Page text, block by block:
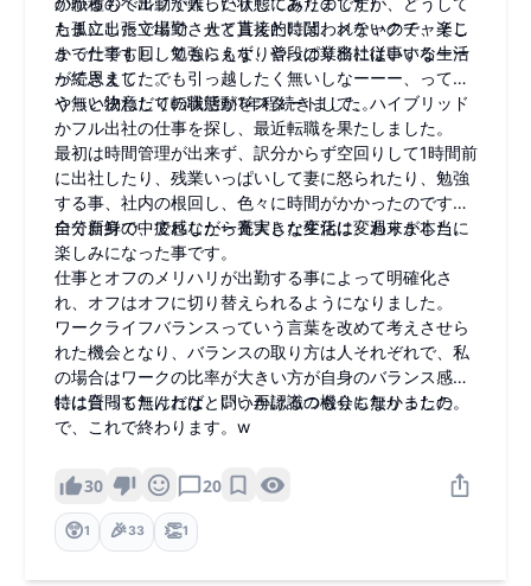
も孤立した立場で、人と直接的に関われないので、そこ
まで仕事も回してもらえず、普段の業務に従事する生活
が続きました。
たまに出張で出勤させて貰えた時は、メチャクチャ楽し
かったですし、勉強にもなりやっぱり出社はいいなーー
って思えて、でも引っ越したく無いしなーーー、ってい
う無い物ねだりの状態が1年程続きました。
やっと決意して転職活動をスタートして、ハイブリッド
かフル出社の仕事を探し、最近転職を果たしました。
最初は時間管理が出来ず、訳分からず空回りして1時間前
に出社したり、残業いっぱいして妻に怒られたり、勉強
する事、社内の根回し、色々に時間がかかったのですが
全て新鮮で、疲れながら充実した生活に変わりました。
自分自身の中で感じた一番大きな変化は、週末が本当に
楽しみになった事です。
仕事とオフのメリハリが出勤する事によって明確化さ
れ、オフはオフに切り替えられるようになりました。
ワークライフバランスっていう言葉を改めて考えさせら
れた機会となり、バランスの取り方は人それぞれで、私
の場合はワークの比率が大きい方が自身のバランス感覚
には合ってたんだなという再認識の機会になりました。
特に質問も無ければ、問いかけるつもりも無かったの
で、これで終わります。w
30 20
😲1 🎉33 👏1